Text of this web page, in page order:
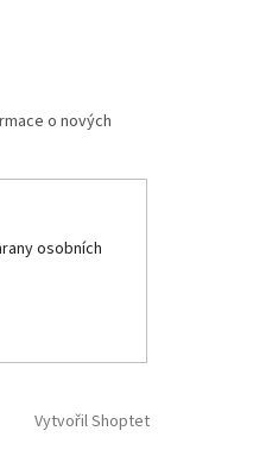
o nových
osobních
Vytvořil Shoptet